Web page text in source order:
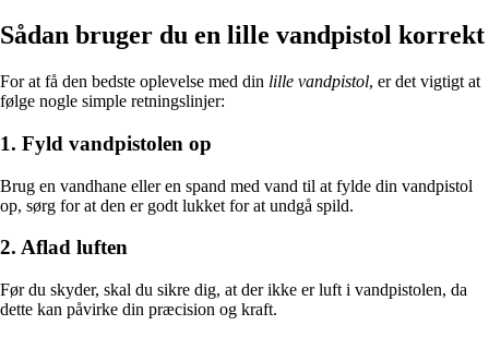
Sådan bruger du en lille vandpistol korrekt
For at få den bedste oplevelse med din lille vandpistol, er det vigtigt at
følge nogle simple retningslinjer:
1. Fyld vandpistolen op
Brug en vandhane eller en spand med vand til at fylde din vandpistol
op, sørg for at den er godt lukket for at undgå spild.
2. Aflad luften
Før du skyder, skal du sikre dig, at der ikke er luft i vandpistolen, da
dette kan påvirke din præcision og kraft.